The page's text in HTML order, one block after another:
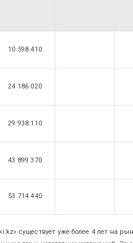
10 598 410
24 186 020
29 938 110
43 899 370
53 714 440
существует уже более 4 лет на